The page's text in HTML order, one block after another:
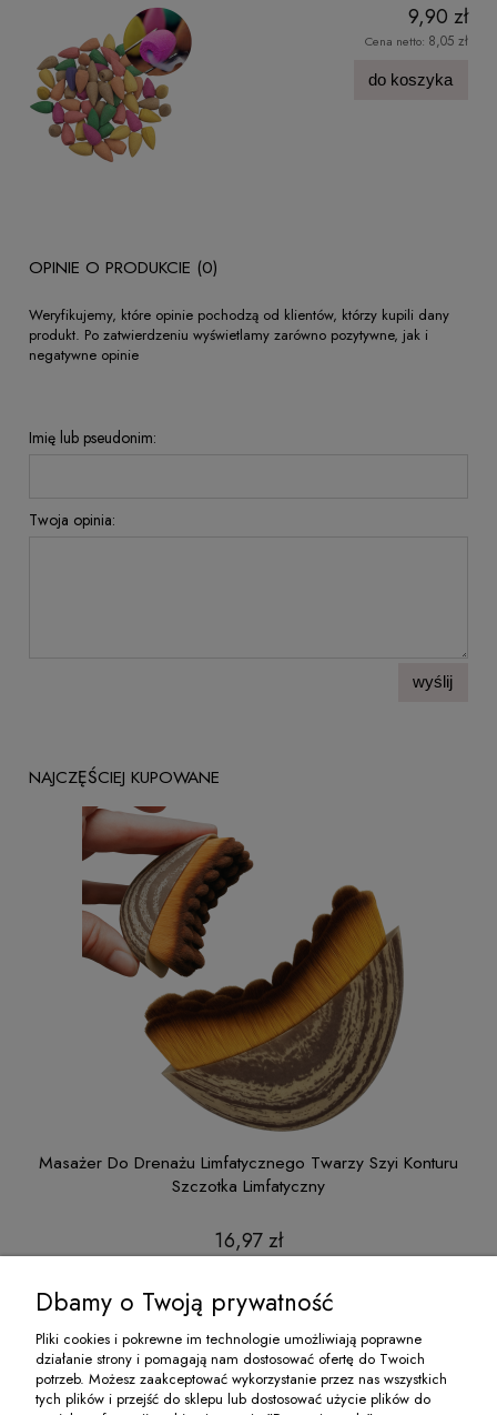
9,90 zł
Cena netto: 8,05 zł
do koszyka
OPINIE O PRODUKCIE (0)
Weryfikujemy, które opinie pochodzą od klientów, którzy kupili dany
produkt. Po zatwierdzeniu wyświetlamy zarówno pozytywne, jak i
negatywne opinie
Imię lub pseudonim:
Twoja opinia:
wyślij
NAJCZĘŚCIEJ KUPOWANE
Masażer Do Drenażu Limfatycznego Twarzy Szyi Konturu
Szczotka Limfatyczny
16,97 zł
O NAS
Dbamy o Twoją prywatność
Pliki cookies i pokrewne im technologie umożliwiają poprawne
działanie strony i pomagają nam dostosować ofertę do Twoich
potrzeb. Możesz zaakceptować wykorzystanie przez nas wszystkich
tych plików i przejść do sklepu lub dostosować użycie plików do